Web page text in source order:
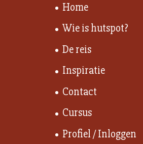
Home
Wie is hutspot?
De reis
Inspiratie
Contact
Cursus
Profiel / Inloggen